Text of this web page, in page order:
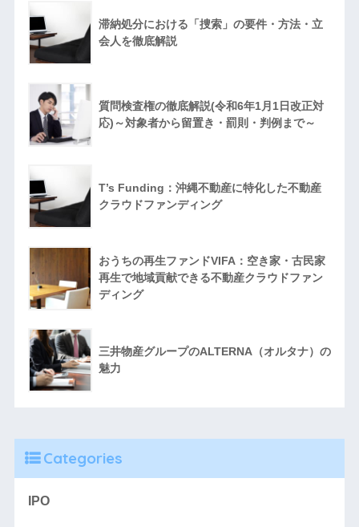
滞納処分における「捜索」の要件・方法・立
会人を徹底解説
質問検査権の徹底解説(令和6年1月1日改正対
応)～対象者から留置き・罰則・判例まで～
T’s Funding：沖縄不動産に特化した不動産
クラウドファンディング
おうちの再生ファンドVIFA：空き家・古民家
再生で地域貢献できる不動産クラウドファン
ディング
三井物産グループのALTERNA（オルタナ）の
魅力
Categories
IPO